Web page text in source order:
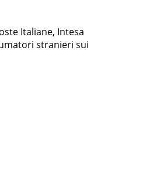
Italiane, Intesa
stranieri sui